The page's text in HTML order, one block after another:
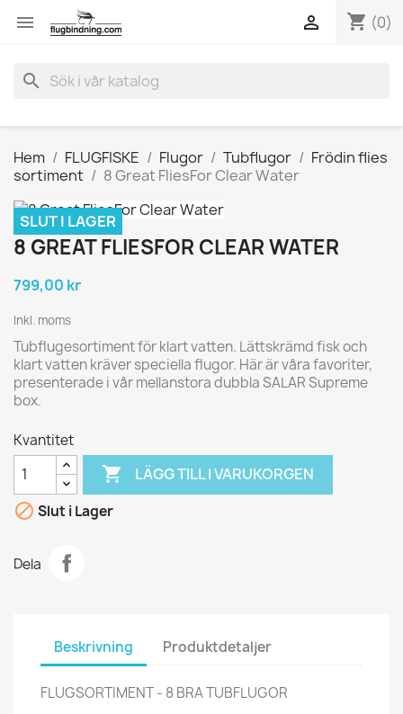
 shopping_cart (0)

search
Hem FLUGFISKE Flugor Tubflugor
Frödin flies
sortiment
8 Great FliesFor Clear Water
SLUT I LAGER
8 GREAT FLIESFOR CLEAR WATER
799,00 kr
Inkl. moms
Tubflugesortiment för klart vatten. Lättskrämd fisk och
klart vatten kräver speciella flugor. Här är våra favoriter,
presenterade i vår mellanstora dubbla SALAR Supreme
box.
Kvantitet
 LÄGG TILL I VARUKORGEN
 Slut i Lager
Dela
Beskrivning Produktdetaljer
FLUGSORTIMENT - 8 BRA TUBFLUGOR